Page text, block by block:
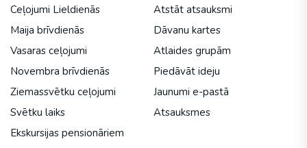
Ceļojumi Lieldienās
Maija brīvdienās
Vasaras ceļojumi
Novembra brīvdienās
Ziemassvētku ceļojumi
Svētku laiks
Ekskursijas pensionāriem
Atstāt atsauksmi
Dāvanu kartes
Atlaides grupām
Piedāvāt ideju
Jaunumi e-pastā
Atsauksmes